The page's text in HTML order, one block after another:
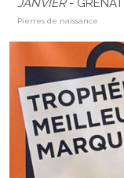
Pierres de naissance